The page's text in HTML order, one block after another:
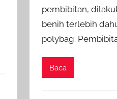
pembibitan,
benih terlebih
polybag.
Baca